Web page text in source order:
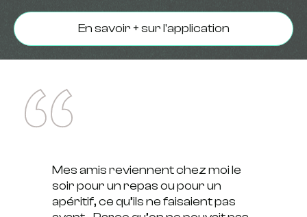
En savoir + sur l'application
Mes amis reviennent chez moi le
soir pour un repas ou pour un
apéritif, ce qu’ils ne faisaient pas